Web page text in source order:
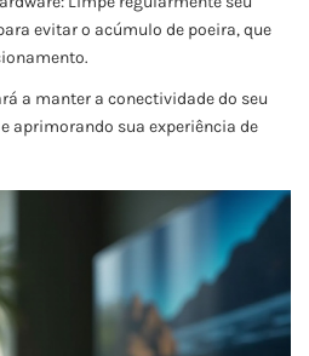
evitar o acúmulo de poeira, que
a manter a conectividade do seu
aprimorando sua experiência de